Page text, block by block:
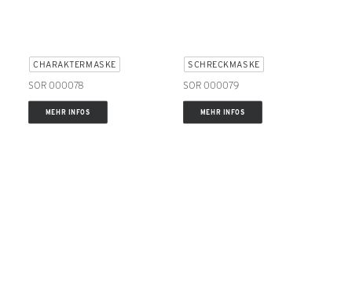
CHARAKTERMASKE
SOR 000078
MEHR INFOS
SCHRECKMASKE
SOR 000079
MEHR INFOS